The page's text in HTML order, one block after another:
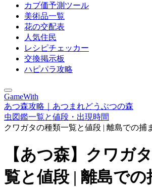
カブ価予測ツール
美術品一覧
花の交配表
人気住民
レシピチェッカー
交換掲示板
ハピパラ攻略
GameWith
あつ森攻略｜あつまれどうぶつの森
虫図鑑一覧と値段・出現時間
クワガタの種類一覧と値段 | 離島での捕
【あつ森】クワガ
覧と値段 | 離島で